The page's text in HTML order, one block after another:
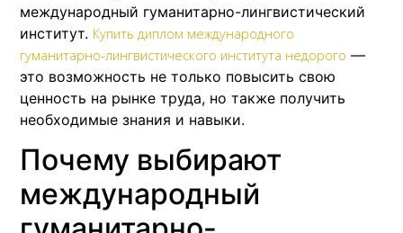
международный гуманитарно-лингвистический
институт. Купить диплом международного
гуманитарно-лингвистического института недорого —
это возможность не только повысить свою
ценность на рынке труда, но также получить
необходимые знания и навыки.
Почему выбирают
международный